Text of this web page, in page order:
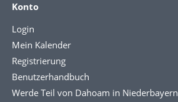
Konto
Login
Mein Kalender
Registrierung
Benutzerhandbuch
Werde Teil von Dahoam in Niederbayern